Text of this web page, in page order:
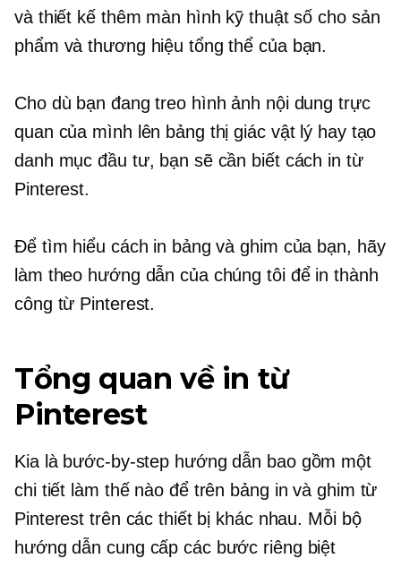
và thiết kế thêm màn hình kỹ thuật số cho sản
phẩm và thương hiệu tổng thể của bạn.
Cho dù bạn đang treo hình ảnh nội dung trực
quan của mình lên bảng thị giác vật lý hay tạo
danh mục đầu tư, bạn sẽ cần biết cách in từ
Pinterest.
Để tìm hiểu cách in bảng và ghim của bạn, hãy
làm theo hướng dẫn của chúng tôi để in thành
công từ Pinterest.
Tổng quan về in từ
Pinterest
Kia là bước-by-step hướng dẫn bao gồm một
chi tiết làm thế nào đểtrên bảng in và ghim từ
Pinterest trên các thiết bị khác nhau. Mỗi bộ
hướng dẫn cung cấp các bước riêng biệt